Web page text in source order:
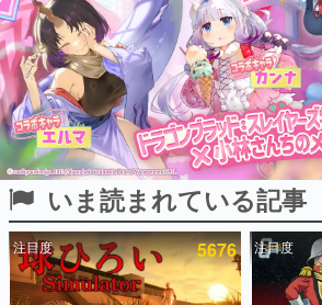
ピックアップ
電ファミのいま読まれている記事ランキング
いま読まれている記事
注目度 5676 注目度